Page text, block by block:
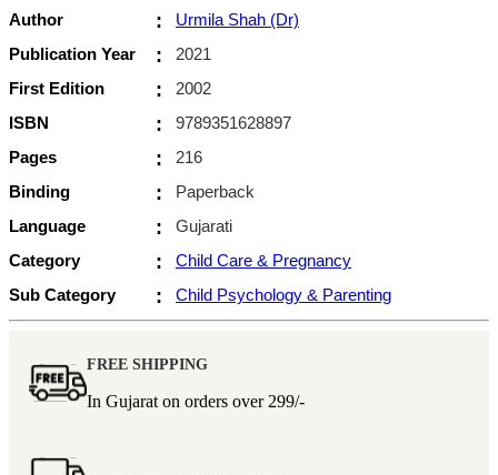
Author
:
Urmila Shah (Dr)
Publication Year
:
2021
First Edition
:
2002
ISBN
:
9789351628897
Pages
:
216
Binding
:
Paperback
Language
:
Gujarati
Category
:
Child Care & Pregnancy
Sub Category
: Child Psychology & Parenting
FREE SHIPPING
In Gujarat on orders over299/-